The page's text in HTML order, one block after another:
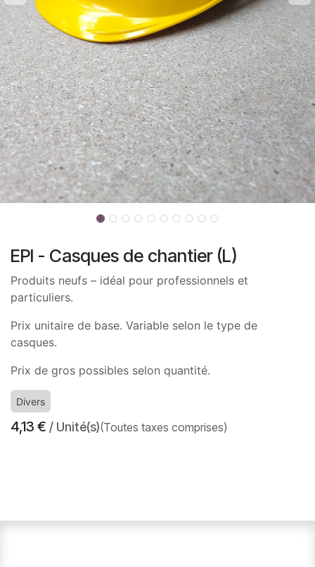
EPI - Casques de chantier (L)
Produits neufs – idéal pour professionnels et
particuliers.
Prix unitaire de base. Variable selon le type de
casques.
Prix de gros possibles selon quantité.
Divers
4,13 € / Unité(s)(Toutes taxes comprises)